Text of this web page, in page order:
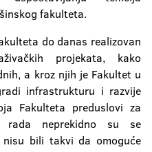
fakulteta.
do danas realizovan
projekata, kako
a kroz njih je Fakultet u
infrastrukturu i razvije
Fakulteta preduslovi za
rada neprekidno su se
bili takvi da omoguće